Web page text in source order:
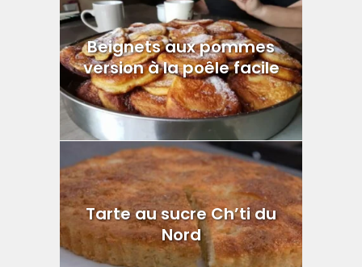
Beignets aux pommes
version à la poêle facile
Tarte au sucre Ch’ti du
Nord